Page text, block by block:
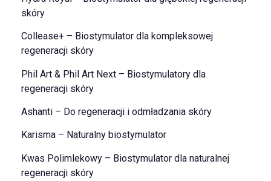
skóry
Collease+ – Biostymulator dla kompleksowej
regeneracji skóry
Phil Art & Phil Art Next – Biostymulatory dla
regeneracji skóry
Ashanti – Do regeneracji i odmładzania skóry
Karisma – Naturalny biostymulator
Kwas Polimlekowy – Biostymulator dla naturalnej
regeneracji skóry